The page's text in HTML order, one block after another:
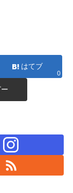
はてブ
0